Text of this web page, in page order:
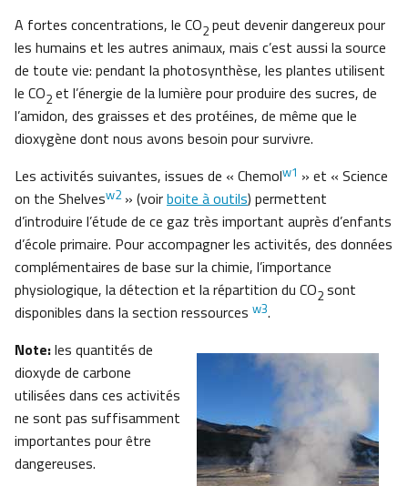
A fortes concentrations, le CO2 peut devenir dangereux pour
les humains et les autres animaux, mais c’est aussi la source
de toute vie: pendant la photosynthèse, les plantes utilisent
le CO2 et l’énergie de la lumière pour produire des sucres, de
l’amidon, des graisses et des protéines, de même que le
dioxygène dont nous avons besoin pour survivre.
Les activités suivantes, issues de « Chemolw1 » et « Science
on the Shelvesw2» (voirboite à outils) permettent
d’introduire l’étude de ce gaz très important auprès d’enfants
d’école primaire. Pour accompagner les activités, des données
complémentaires de base sur la chimie, l’importance
physiologique, la détection et la répartition du CO2 sont
disponibles dans la section ressources w3.
Note:les quantités de
dioxyde de carbone
utilisées dans ces activités
ne sont pas suffisamment
importantes pour être
dangereuses.